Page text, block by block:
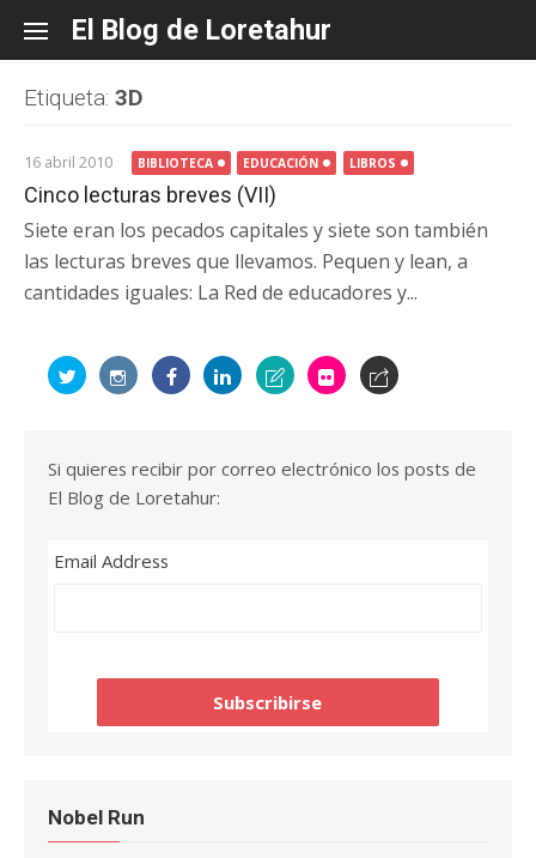
content
El Blog de Loretahur
Etiqueta: 3D
16 abril 2010 BIBLIOTECA EDUCACIÓN LIBROS
Cinco lecturas breves (VII)
Siete eran los pecados capitales y siete son también
las lecturas breves que llevamos. Pequen y lean, a
cantidades iguales: La Red de educadores y...
Si quieres recibir por correo electrónico los posts de
El Blog de Loretahur:
Email Address
Nobel Run